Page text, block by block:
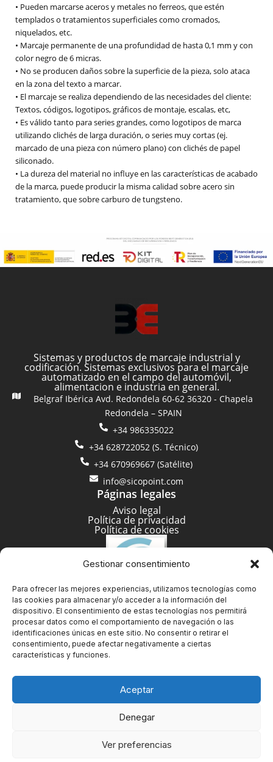
Gestionar consentimiento
Para ofrecer las mejores experiencias, utilizamos tecnologías como
las cookies para almacenar y/o acceder a la información del
dispositivo. El consentimiento de estas tecnologías nos permitirá
procesar datos como el comportamiento de navegación o las
identificaciones únicas en este sitio. No consentir o retirar el
consentimiento, puede afectar negativamente a ciertas
características y funciones.
Aceptar
Denegar
Ver preferencias
• Pueden marcarse aceros y metales no ferreos, que estén
templados o tratamientos superficiales como cromados,
niquelados, etc.
• Marcaje permanente de una profundidad de hasta 0,1 mm y con
color negro de 6 micras.
• No se producen daños sobre la superficie de la pieza, solo ataca
en la zona del texto a marcar.
• El marcaje se realiza dependiendo de las necesidades del cliente:
Textos, códigos, logotipos, gráficos de montaje, escalas, etc,
• Es válido tanto para series grandes, como logotipos de marca
utilizando clichés de larga duración, o series muy cortas (ej.
marcado de una pieza con número plano) con clichés de papel
siliconado.
• La dureza del material no influye en las características de acabado
de la marca, puede producir la misma calidad sobre acero sin
tratamiento, que sobre carburo de tungsteno.
Sistemas y productos de marcaje industrial y
codificación. Sistemas exclusivos para el marcaje
automatizado en el campo del automóvil,
alimentacion e industria en general.
Belgraf Ibérica Avd. Redondela 60-62 36320 - Chapela
Redondela – SPAIN
+34 986335022
+34 628722052 (S. Técnico)
+34 670969667 (Satélite)
info@sicopoint.com
Páginas legales
Aviso legal
Política de privacidad
Política de cookies
© Copyright Belgraf España 2025